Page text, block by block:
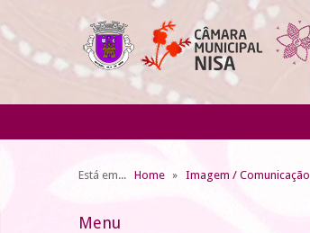
Está em... Home Imagem / Comunicação
Menu